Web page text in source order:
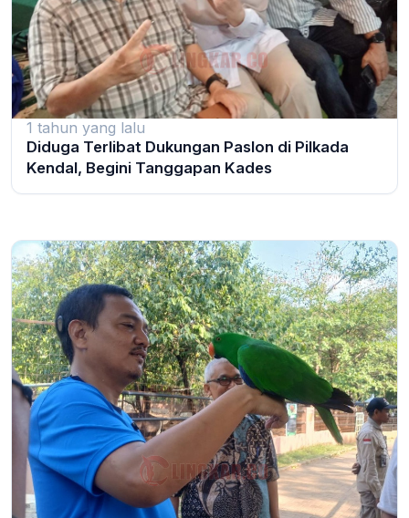
1 tahun yang lalu
Diduga Terlibat Dukungan Paslon di Pilkada
Kendal, Begini Tanggapan Kades